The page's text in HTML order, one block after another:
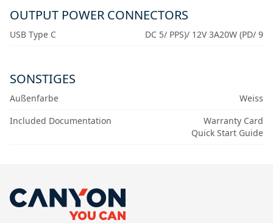
OUTPUT POWER CONNECTORS
USB Type C DC 5/ PPS)/ 12V 3A20W (PD/ 9
SONSTIGES
Außenfarbe
Weiss
Included Documentation
Warranty Card
Quick Start Guide